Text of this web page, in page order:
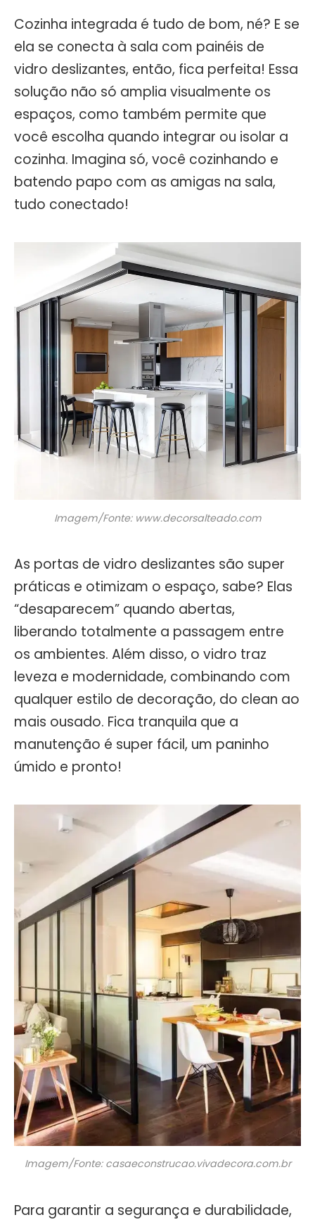
Cozinha integrada é tudo de bom, né? E se
ela se conecta à sala com painéis de
vidro deslizantes, então, fica perfeita! Essa
solução não só amplia visualmente os
espaços, como também permite que
você escolha quando integrar ou isolar a
cozinha. Imagina só, você cozinhando e
batendo papo com as amigas na sala,
tudo conectado!
Imagem/Fonte: www.decorsalteado.com
As portas de vidro deslizantes são super
práticas e otimizam o espaço, sabe? Elas
“desaparecem” quando abertas,
liberando totalmente a passagem entre
os ambientes. Além disso, o vidro traz
leveza e modernidade, combinando com
qualquer estilo de decoração, do clean ao
mais ousado. Fica tranquila que a
manutenção é super fácil, um paninho
úmido e pronto!
Imagem/Fonte: casaeconstrucao.vivadecora.com.br
Para garantir a segurança e durabilidade,